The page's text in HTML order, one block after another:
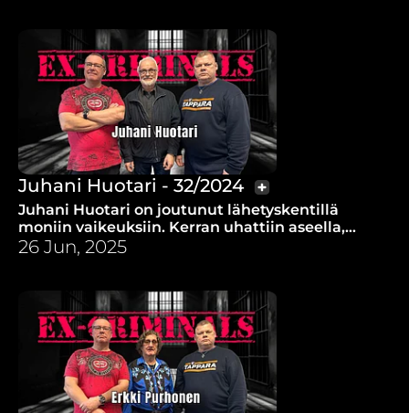
Juhani Huotari - 32/2024
Juhani Huotari on joutunut lähetyskentillä
moniin vaikeuksiin. Kerran uhattiin aseella,
mutta ase ei lauennut ja ampuja hermostui.
Miten siitä selvittiin?
26 Jun, 2025